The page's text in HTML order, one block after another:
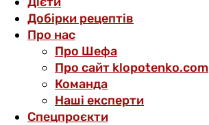
Добірки рецептів
Про нас
Про Шефа
Про сайт klopotenko.com
Команда
Наші експерти
Спецпроєкти